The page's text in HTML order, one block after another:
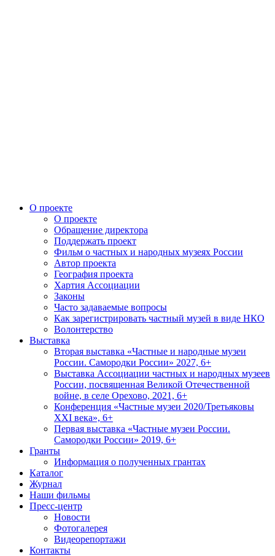
О проекте
О проекте
Обращение директора
Поддержать проект
Фильм о частных и народных музеях России
Автор проекта
География проекта
Хартия Ассоциации
Законы
Часто задаваемые вопросы
Как зарегистрировать частный музей в виде НКО
Волонтерство
Выставка
Вторая выставка «Частные и народные музеи
России. Самородки России» 2027, 6+
Выставка Ассоциации частных и народных музеев
России, посвященная Великой Отечественной
войне, в селе Орехово, 2021, 6+
Конференция «Частные музеи 2020/Третьяковы
XXI века», 6+
Первая выставка «Частные музеи России.
Самородки России» 2019, 6+
Гранты
Информация о полученных грантах
Каталог
Журнал
Наши фильмы
Пресс-центр
Новости
Фотогалерея
Видеорепортажи
Контакты